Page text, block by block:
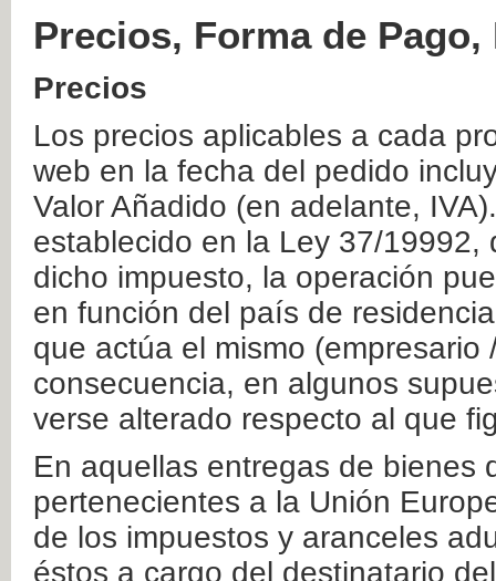
Precios, Forma de
Precios
Los precios aplicables a cada
web en la fecha del pedido
Valor Añadido (en adelante,
establecido en la Ley 37/
dicho impuesto, la operación
en función del país de
que actúa el mismo
consecuencia, en algunos
verse alterado respecto al que
En aquellas entregas de bienes
pertenecientes a la Unión
de los impuestos y aranceles
éstos a cargo del destinatario